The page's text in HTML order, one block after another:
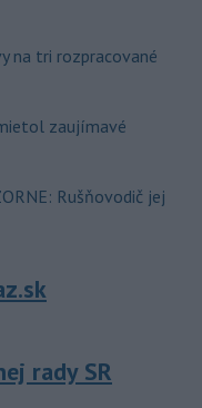
na tri rozpracované
zaujímavé
Rušňovodič jej
rady SR